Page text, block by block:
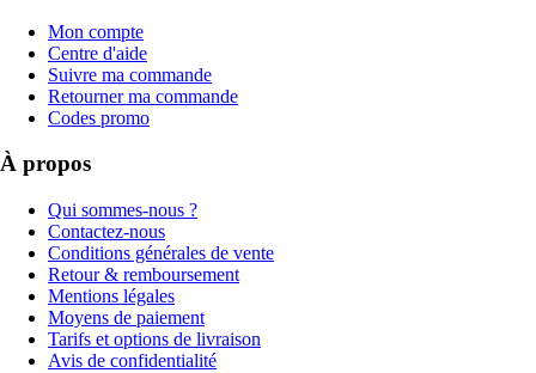
Mon compte
Centre d'aide
Suivre ma commande
Retourner ma commande
Codes promo
À propos
Qui sommes-nous ?
Contactez-nous
Conditions générales de vente
Retour & remboursement
Mentions légales
Moyens de paiement
Tarifs et options de livraison
Avis de confidentialité